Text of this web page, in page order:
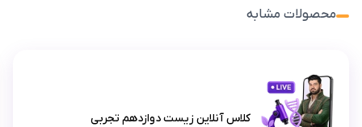
محصولات مشابه
کلاس آنلاین زیست دوازدهم تجربی